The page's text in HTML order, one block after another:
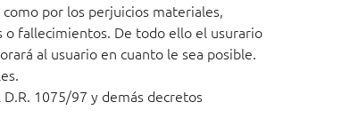
por los perjuicios materiales,
o fallecimientos. De todo ello el usurario
al usuario en cuanto le sea posible.
1075/97 y demás decretos